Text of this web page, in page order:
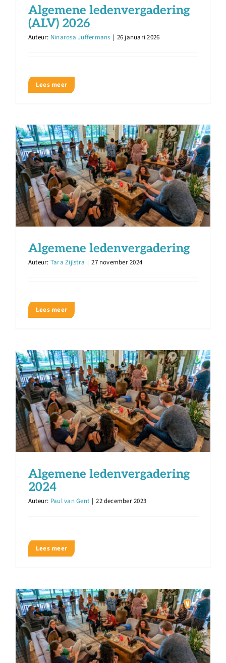
Over ons
Ondernemer
Shop
English
Algemene ledenvergadering
(ALV) 2026
Auteur: Ninarosa Juffermans | 26 januari 2026
Lees meer
Algemene ledenvergadering
Auteur: Tara Zijlstra | 27 november 2024
Lees meer
Algemene ledenvergadering
2024
Auteur: Paul van Gent | 22 december 2023
Lees meer